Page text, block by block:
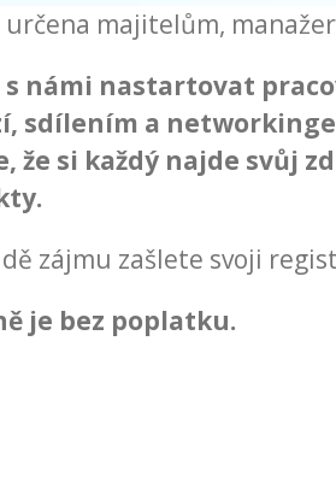
určena majitelům,
s námi nastartovat
sdílením a
že si každý najde svůj
zájmu zašlete svoji
je bez poplatku.